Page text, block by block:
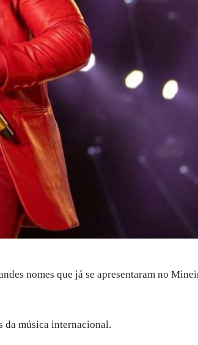
nomes que já se apresentaram no
da música internacional.